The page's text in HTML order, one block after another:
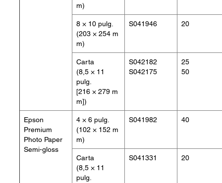
m)
8 × 10 pulg.
(203 × 254 m
m)
S041946 20
Carta
(8,5 × 11
pulg.
[216 × 279 m
m])
S042182
S042175
25
50
Epson
Premium
Photo Paper
Semi-gloss
4 × 6 pulg.
(102 × 152 m
m)
S041982 40
Carta
(8,5 × 11
pulg.
S041331 20